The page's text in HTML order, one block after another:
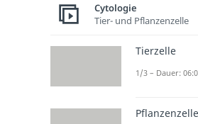
Cytologie
Tier- und Pflanzenzelle
Tierzelle
1/3 – Dauer:
Pflanzenzelle